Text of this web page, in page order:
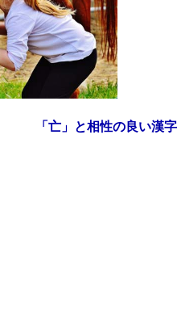
「亡」と相性の良い漢字